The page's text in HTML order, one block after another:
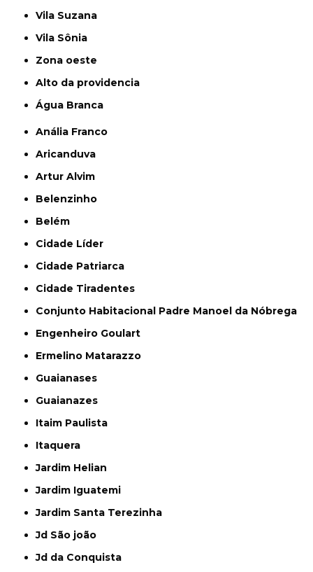
Vila Suzana
Vila Sônia
Zona oeste
alto da providencia
Água Branca
Anália Franco
Aricanduva
Artur Alvim
Belenzinho
Belém
Cidade Líder
Cidade Patriarca
Cidade Tiradentes
Conjunto Habitacional Padre Manoel da Nóbrega
Engenheiro Goulart
Ermelino Matarazzo
Guaianases
Guaianazes
Itaim Paulista
Itaquera
Jardim Helian
Jardim Iguatemi
Jardim Santa Terezinha
Jd São joão
Jd da Conquista